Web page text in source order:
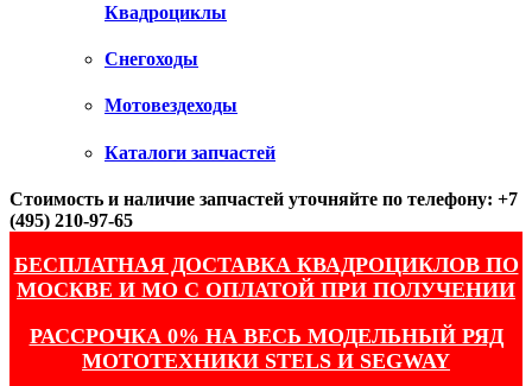
Квадроциклы
Снегоходы
Мотовездеходы
Каталоги запчастей
Стоимость и наличие запчастей уточняйте по телефону: +7
(495) 210-97-65
БЕСПЛАТНАЯ ДОСТАВКА КВАДРОЦИКЛОВ ПО
МОСКВЕ И МО С ОПЛАТОЙ ПРИ ПОЛУЧЕНИИ
РАССРОЧКА 0% НА ВЕСЬ МОДЕЛЬНЫЙ РЯД
МОТОТЕХНИКИ STELS И SEGWAY